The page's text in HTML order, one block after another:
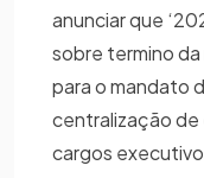
anunciar que
sobre termino
para o mandato
centralização de
cargos